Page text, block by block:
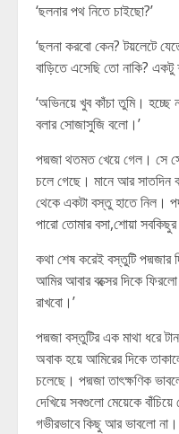
‘ছলনার পথ নিতে চাইছো?’
‘ছলনা করবো কেন? টয়লেটে
বাড়িতে এসেছি তো নাকি? একটু
‘অভিনয়ে খুব কাঁচা তুমি।
বলার সোজাসুজি বলো।’
পদ্মজা থতমত খেয়ে গেল। সে
চলে গেছে। মানে আর সাতদিন
থেকে একটা বস্তু হাতে নিল।
পারো তোমার বসা,শোয়া
কথা শেষ করেই বস্তুটি
আমির আবার বক্সের দিকে
রাখবো।’
পদ্মজা বস্তুটির এক মাথা ধরে
অবাক হয়ে আমিরের দিকে
চলেছে। পদ্মজা তাৎক্ষণিক
দেখিয়ে সবগুলো মেয়েকে
গভীরভাবে কিছু আর ভাবলো